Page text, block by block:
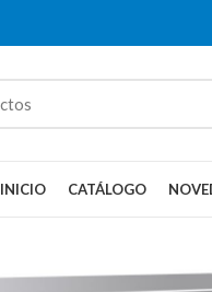
INICIO CATÁLOGO